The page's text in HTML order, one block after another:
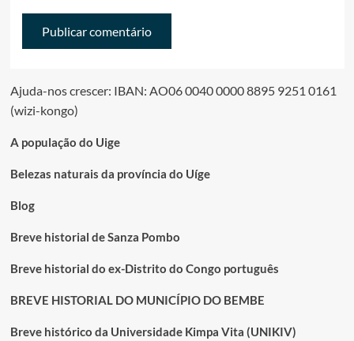
Ajuda-nos crescer: IBAN: AO06 0040 0000 8895 9251 0161
(wizi-kongo)
A população do Uige
Belezas naturais da província do Uíge
Blog
Breve historial de Sanza Pombo
Breve historial do ex-Distrito do Congo português
BREVE HISTORIAL DO MUNICÍPIO DO BEMBE
Breve histórico da Universidade Kimpa Vita (UNIKIV)